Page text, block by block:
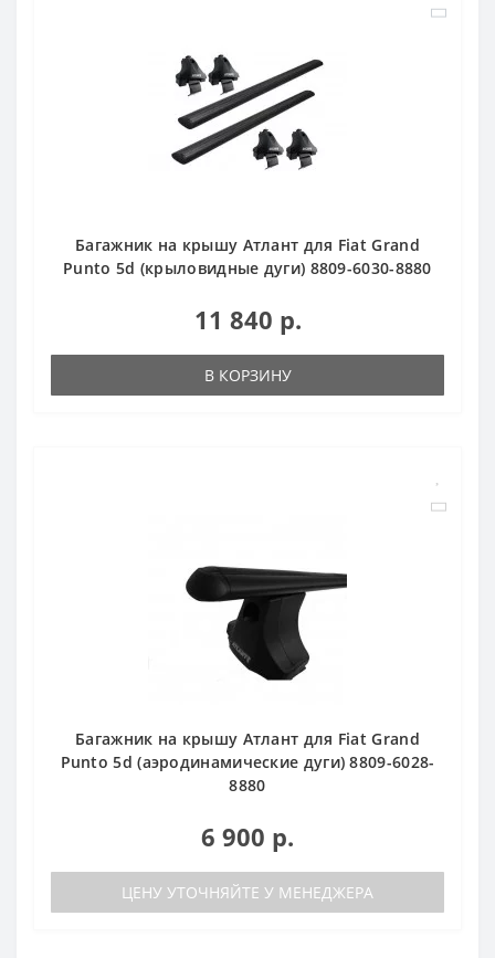
Багажник на крышу Атлант для Fiat Grand
Punto 5d (крыловидные дуги) 8809-6030-8880
11 840 р.
В КОРЗИНУ
Багажник на крышу Атлант для Fiat Grand
Punto 5d (аэродинамические дуги) 8809-6028-
8880
6 900 р.
ЦЕНУ УТОЧНЯЙТЕ У МЕНЕДЖЕРА